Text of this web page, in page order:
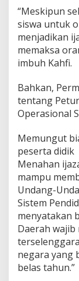
“Meskipun
siswa untuk
menjadikan
memaksa
imbuh Kahfi.
Bahkan,
tentang
Operasional
Memungut
peserta didik
Menahan
mampu
Undang-
Sistem
menyatakan
Daerah wajib
negara yang
belas tahun.”